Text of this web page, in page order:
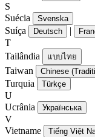
S
Suécia
Svenska
Suíça Deutsch |
T
Tailândia
แบบไทย
Taiwan Chinese
Turquia Türkçe
U
Ucrânia
Українська
V
Vietname
Tiếng Việt